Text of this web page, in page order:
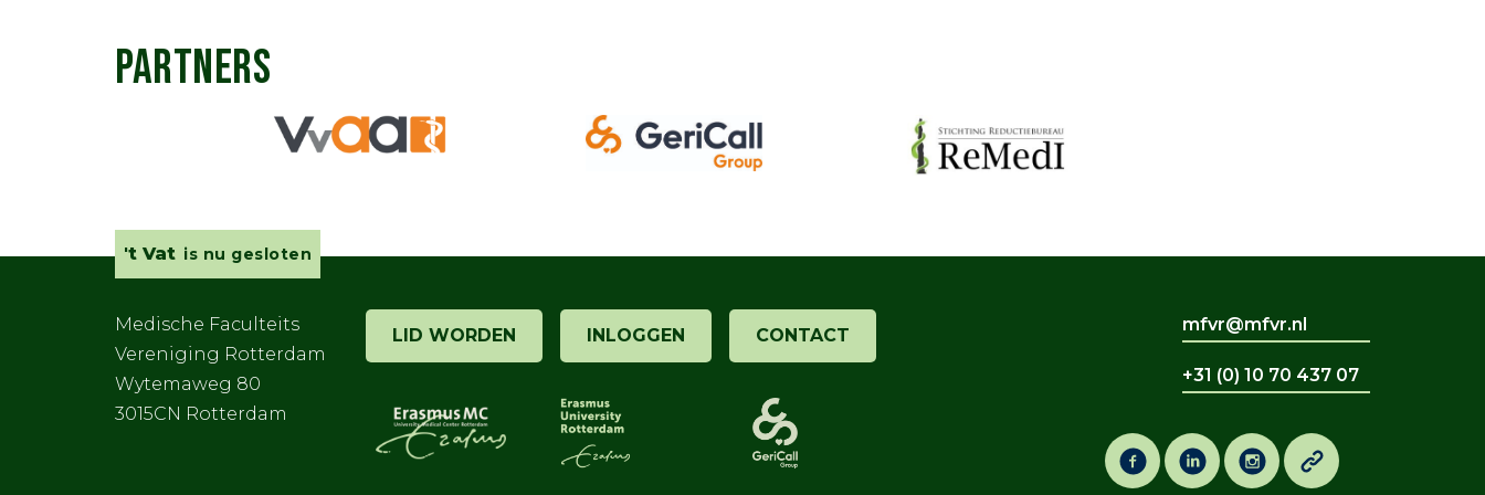
PARTNERS
't Vat is nu gesloten
Medische Faculteits
Vereniging Rotterdam
Wytemaweg 80
3015CN Rotterdam
LID WORDEN INLOGGEN CONTACT
mfvr@mfvr.nl
+31 (0) 10 70 437 07